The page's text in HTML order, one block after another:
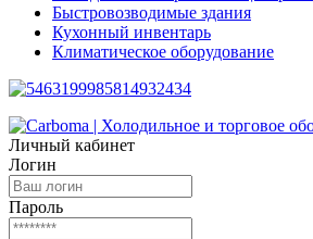
Быстровозводимые здания
Кухонный инвентарь
Климатическое оборудование
Личный кабинет
Логин
Пароль